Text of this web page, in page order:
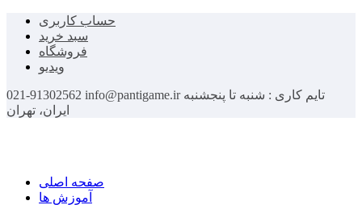
حساب کاربری
سبد خرید
فروشگاه
ویدیو
021-91302562 info@pantigame.ir تایم کاری : شنبه تا پنجشنبه
ایران، تهران
صفحه اصلی
آموزش ها